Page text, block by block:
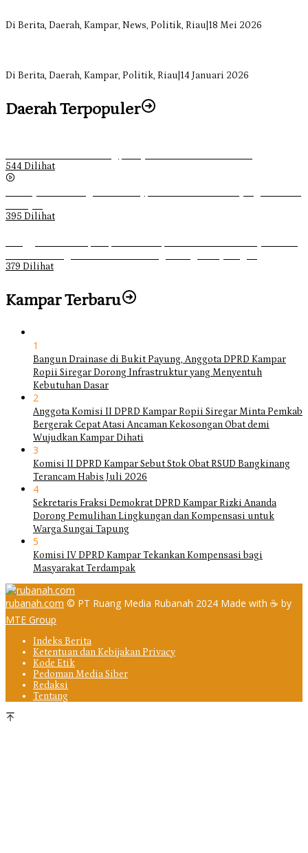
Di Berita, Daerah, Kampar, News, Politik, Riau 18 Mei 2026
Di Berita, Daerah, Kampar, Politik, Riau 14 Januari 2026
Daerah Terpopuler
544 Dilihat
395 Dilihat
379 Dilihat
Kampar Terbaru
1
Bangun Drainase di Bukit Payung, Anggota DPRD Kampar
Ropii Siregar Dorong Infrastruktur yang Menyentuh
Kebutuhan Dasar
2
Anggota Komisi II DPRD Kampar Ropii Siregar Minta Pemkab
Bergerak Cepat Atasi Ancaman Kekosongan Obat demi
Wujudkan Kampar Dihati
3
Komisi II DPRD Kampar Sebut Stok Obat RSUD Bangkinang
Terancam Habis Juli 2026
4
Sekretaris Fraksi Demokrat DPRD Kampar Rizki Ananda
Dorong Pemulihan Lingkungan dan Kompensasi untuk
Warga Sungai Tapung
5
Komisi IV DPRD Kampar Tekankan Kompensasi bagi
Masyarakat Terdampak
rubanah.com © PT Ruang Media Rubanah 2024 Made with ☕ by
MTE Group
Indeks Berita
Ketentuan dan Kebijakan Privacy
Kode Etik
Pedoman Media Siber
Redaksi
Tentang